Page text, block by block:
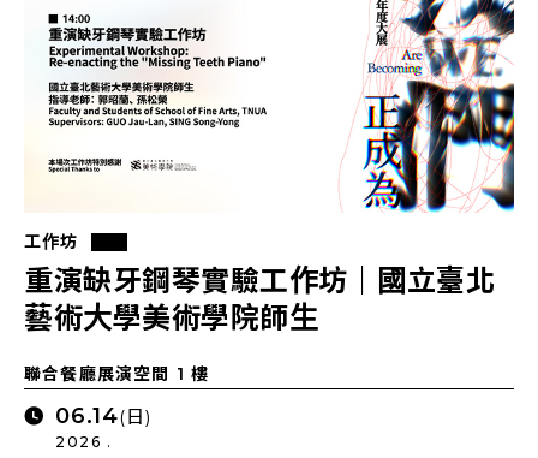
工作坊
重演缺牙鋼琴實驗工作坊｜國立臺北
藝術大學美術學院師生
聯合餐廳展演空間 1 樓
06.14(日)
2026 .